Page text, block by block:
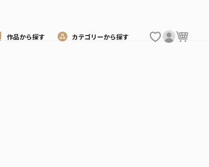
作品から探す カテゴリーから探す